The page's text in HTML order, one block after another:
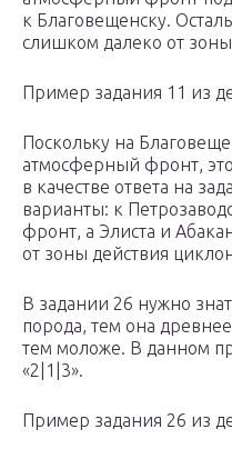
к Благовещенску.
слишком далеко от
Пример задания 11 из
Поскольку на
атмосферный фронт,
в качестве ответа на
варианты: к
фронт, а Элиста и
от зоны действия
В задании 26 нужно
порода, тем она
тем моложе. В данном
«2|1|3».
Пример задания 26 из